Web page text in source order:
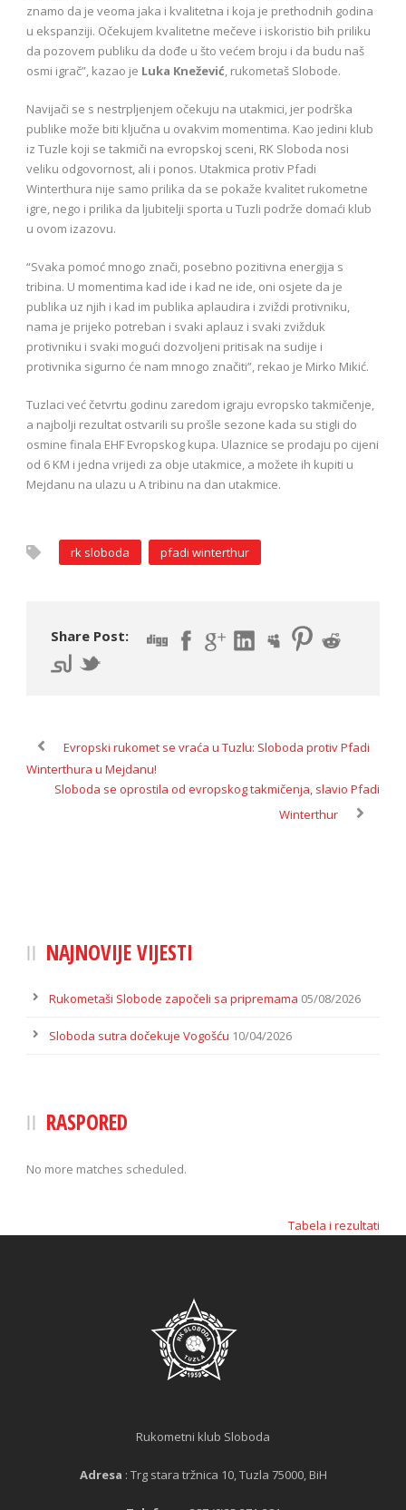
znamo da je veoma jaka i kvalitetna i koja je prethodnih godina
u ekspanziji. Očekujem kvalitetne mečeve i iskoristio bih priliku
da pozovem publiku da dođe u što većem broju i da budu naš
osmi igrač”, kazao je Luka Knežević, rukometaš Slobode.
Navijači se s nestrpljenjem očekuju na utakmici, jer podrška
publike može biti ključna u ovakvim momentima. Kao jedini klub
iz Tuzle koji se takmiči na evropskoj sceni, RK Sloboda nosi
veliku odgovornost, ali i ponos. Utakmica protiv Pfadi
Winterthura nije samo prilika da se pokaže kvalitet rukometne
igre, nego i prilika da ljubitelji sporta u Tuzli podrže domaći klub
u ovom izazovu.
“Svaka pomoć mnogo znači, posebno pozitivna energija s
tribina. U momentima kad ide i kad ne ide, oni osjete da je
publika uz njih i kad im publika aplaudira i zviždi protivniku,
nama je prijeko potreban i svaki aplauz i svaki zvižduk
protivniku i svaki mogući dozvoljeni pritisak na sudije i
protivnika sigurno će nam mnogo značiti”, rekao je Mirko Mikić.
Tuzlaci već četvrtu godinu zaredom igraju evropsko takmičenje,
a najbolji rezultat ostvarili su prošle sezone kada su stigli do
osmine finala EHF Evropskog kupa. Ulaznice se prodaju po cijeni
od 6 KM i jedna vrijedi za obje utakmice, a možete ih kupiti u
Mejdanu na ulazu u A tribinu na dan utakmice.
rk sloboda pfadi winterthur
Share Post:
Evropski rukomet se vraća u Tuzlu: Sloboda protiv Pfadi
Winterthura u Mejdanu!
Sloboda se oprostila od evropskog takmičenja, slavio Pfadi
Winterthur
NAJNOVIJE VIJESTI
Rukometaši Slobode započeli sa pripremama 05/08/2026
Sloboda sutra dočekuje Vogošću 10/04/2026
RASPORED
No more matches scheduled.
Tabela i rezultati
Rukometni klub Sloboda
Adresa : Trg stara tržnica 10, Tuzla 75000, BiH